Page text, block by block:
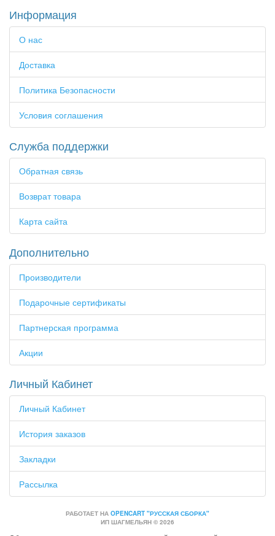
Информация
О нас
Доставка
Политика Безопасности
Условия соглашения
Служба поддержки
Обратная связь
Возврат товара
Карта сайта
Дополнительно
Производители
Подарочные сертификаты
Партнерская программа
Акции
Личный Кабинет
Личный Кабинет
История заказов
Закладки
Рассылка
РАБОТАЕТ НА OPENCART "РУССКАЯ СБОРКА"
ИП ШАГМЕЛЬЯН © 2026